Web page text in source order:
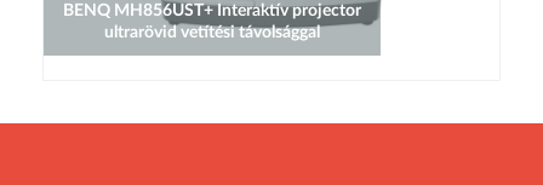
BENQ MH856UST+ Interaktív projector
ultrarövid vetítési távolsággal